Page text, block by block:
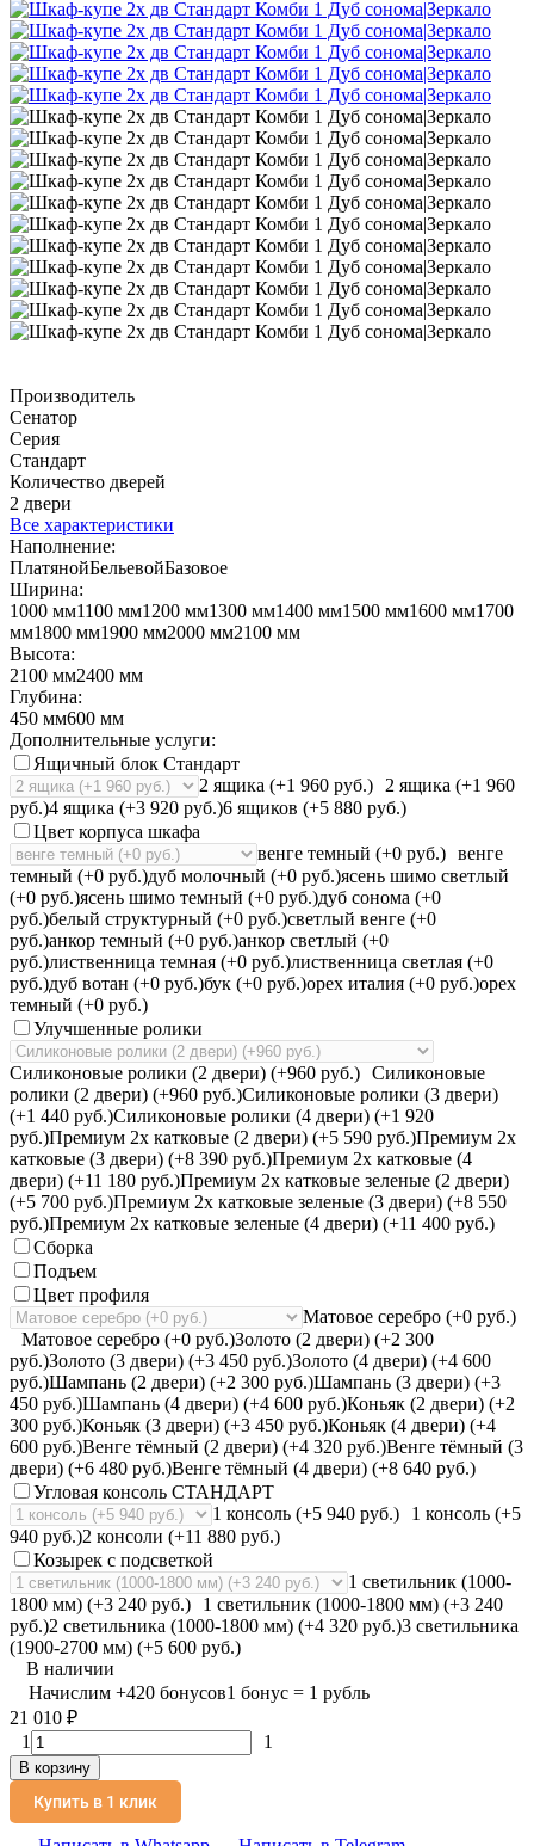
Производитель
Сенатор
Серия
Стандарт
Количество дверей
2 двери
Все характеристики
Наполнение:
ПлатянойБельевойБазовое
Ширина:
1000 мм1100 мм1200 мм1300 мм1400 мм1500 мм1600 мм1700
мм1800 мм1900 мм2000 мм2100 мм
Высота:
2100 мм2400 мм
Глубина:
450 мм600 мм
Дополнительные услуги:
Ящичный блок Стандарт
2 ящика (+1 960 руб.)
2 ящика (+1 960
руб.)4 ящика (+3 920 руб.)6 ящиков (+5 880 руб.)
Цвет корпуса шкафа
венге темный (+0 руб.) венге
темный (+0 руб.)дуб молочный (+0 руб.)ясень шимо светлый
(+0 руб.)ясень шимо темный (+0 руб.)дуб сонома (+0
руб.)белый структурный (+0 руб.)светлый венге (+0
руб.)анкор темный (+0 руб.)анкор светлый (+0
руб.)лиственница темная (+0 руб.)лиственница светлая (+0
руб.)дуб вотан (+0 руб.)бук (+0 руб.)орех италия (+0 руб.)орех
темный (+0 руб.)
Улучшенные ролики
Силиконовые ролики (2 двери) (+960 руб.) Силиконовые
ролики (2 двери) (+960 руб.)Силиконовые ролики (3 двери)
(+1 440 руб.)Силиконовые ролики (4 двери) (+1 920
руб.)Премиум 2х катковые (2 двери) (+5 590 руб.)Премиум 2х
катковые (3 двери) (+8 390 руб.)Премиум 2х катковые (4
двери) (+11 180 руб.)Премиум 2х катковые зеленые (2 двери)
(+5 700 руб.)Премиум 2х катковые зеленые (3 двери) (+8 550
руб.)Премиум 2х катковые зеленые (4 двери) (+11 400 руб.)
Сборка
Подъем
Цвет профиля
Матовое серебро (+0 руб.)
Матовое серебро (+0 руб.)Золото (2 двери) (+2 300
руб.)Золото (3 двери) (+3 450 руб.)Золото (4 двери) (+4 600
руб.)Шампань (2 двери) (+2 300 руб.)Шампань (3 двери) (+3
450 руб.)Шампань (4 двери) (+4 600 руб.)Коньяк (2 двери) (+2
300 руб.)Коньяк (3 двери) (+3 450 руб.)Коньяк (4 двери) (+4
600 руб.)Венге тёмный (2 двери) (+4 320 руб.)Венге тёмный (3
двери) (+6 480 руб.)Венге тёмный (4 двери) (+8 640 руб.)
Угловая консоль СТАНДАРТ
1 консоль (+5 940 руб.)
1 консоль (+5
940 руб.)2 консоли (+11 880 руб.)
Козырек с подсветкой
1 светильник (1000-
1800 мм) (+3 240 руб.)
1 светильник (1000-1800 мм) (+3 240
руб.)2 светильника (1000-1800 мм) (+4 320 руб.)3 светильника
(1900-2700 мм) (+5 600 руб.)
В наличии
Начислим +420 бонусов1 бонус = 1 рубль
21 010 ₽
1
1
В корзину
Купить в 1 клик